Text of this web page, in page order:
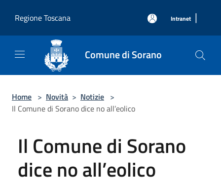
Regione Toscana
Intranet |
Comune di Sorano
Home > Novità > Notizie >
Il Comune di Sorano dice no all’eolico
Il Comune di Sorano
dice no all’eolico